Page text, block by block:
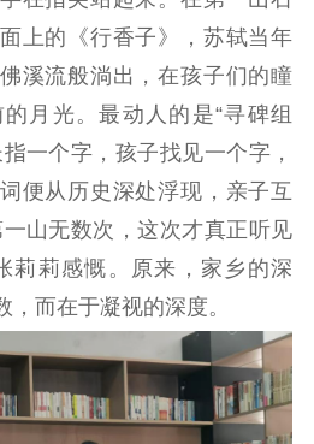
神文明
文明实践
文明培育
先进典型
会宣传
主义教育
全民国防教育
资源保护利
用
新闻出版
全民阅读
出版监管
上的《行香子》，苏轼当年
溪流般淌出，在孩子们的瞳
月光。最动人的是“寻碑组
一个字，孩子找见一个字，
便从历史深处浮现，亲子互
山无数次，这次才真正听见
莉莉感慨。原来，家乡的深
而在于凝视的深度。